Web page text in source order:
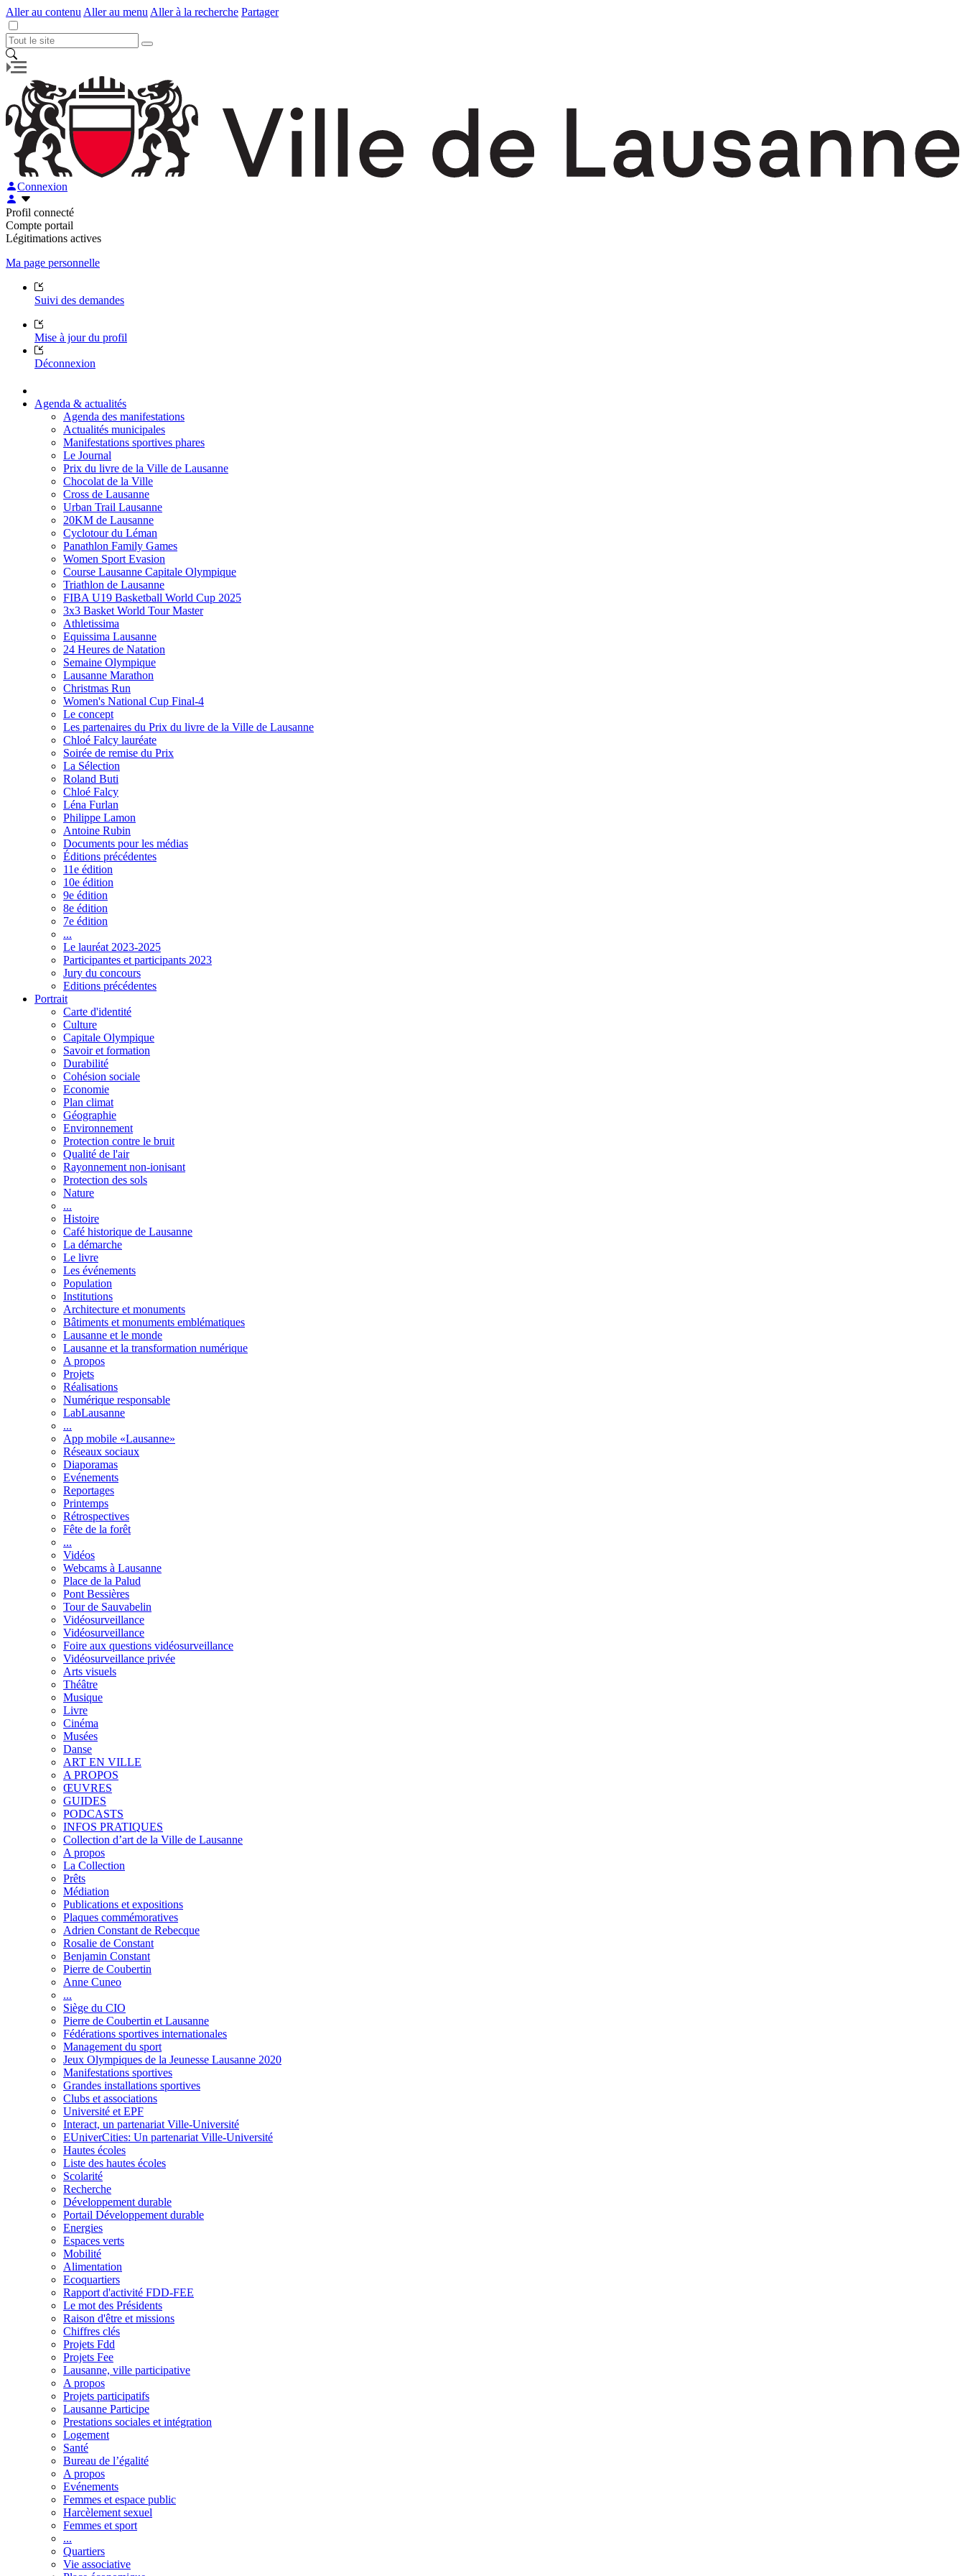
Aller au contenu Aller au menu Aller à la recherche Partager
Connexion
Profil connecté
Compte portail
Légitimations actives
Ma page personnelle
Suivi des demandes
Mise à jour du profil
Déconnexion
Agenda & actualités
Agenda des manifestations
Actualités municipales
Manifestations sportives phares
Le Journal
Prix du livre de la Ville de Lausanne
Chocolat de la Ville
Cross de Lausanne
Urban Trail Lausanne
20KM de Lausanne
Cyclotour du Léman
Panathlon Family Games
Women Sport Evasion
Course Lausanne Capitale Olympique
Triathlon de Lausanne
FIBA U19 Basketball World Cup 2025
3x3 Basket World Tour Master
Athletissima
Equissima Lausanne
24 Heures de Natation
Semaine Olympique
Lausanne Marathon
Christmas Run
Women's National Cup Final-4
Le concept
Les partenaires du Prix du livre de la Ville de Lausanne
Chloé Falcy lauréate
Soirée de remise du Prix
La Sélection
Roland Buti
Chloé Falcy
Léna Furlan
Philippe Lamon
Antoine Rubin
Documents pour les médias
Éditions précédentes
11e édition
10e édition
9e édition
8e édition
7e édition
...
Le lauréat 2023-2025
Participantes et participants 2023
Jury du concours
Editions précédentes
Portrait
Carte d'identité
Culture
Capitale Olympique
Savoir et formation
Durabilité
Cohésion sociale
Economie
Plan climat
Géographie
Environnement
Protection contre le bruit
Qualité de l'air
Rayonnement non-ionisant
Protection des sols
Nature
...
Histoire
Café historique de Lausanne
La démarche
Le livre
Les événements
Population
Institutions
Architecture et monuments
Bâtiments et monuments emblématiques
Lausanne et le monde
Lausanne et la transformation numérique
A propos
Projets
Réalisations
Numérique responsable
LabLausanne
...
App mobile «Lausanne»
Réseaux sociaux
Diaporamas
Evénements
Reportages
Printemps
Rétrospectives
Fête de la forêt
...
Vidéos
Webcams à Lausanne
Place de la Palud
Pont Bessières
Tour de Sauvabelin
Vidéosurveillance
Vidéosurveillance
Foire aux questions vidéosurveillance
Vidéosurveillance privée
Arts visuels
Théâtre
Musique
Livre
Cinéma
Musées
Danse
ART EN VILLE
A PROPOS
ŒUVRES
GUIDES
PODCASTS
INFOS PRATIQUES
Collection d’art de la Ville de Lausanne
A propos
La Collection
Prêts
Médiation
Publications et expositions
Plaques commémoratives
Adrien Constant de Rebecque
Rosalie de Constant
Benjamin Constant
Pierre de Coubertin
Anne Cuneo
...
Siège du CIO
Pierre de Coubertin et Lausanne
Fédérations sportives internationales
Management du sport
Jeux Olympiques de la Jeunesse Lausanne 2020
Manifestations sportives
Grandes installations sportives
Clubs et associations
Université et EPF
Interact, un partenariat Ville-Université
EUniverCities: Un partenariat Ville-Université
Hautes écoles
Liste des hautes écoles
Scolarité
Recherche
Développement durable
Portail Développement durable
Energies
Espaces verts
Mobilité
Alimentation
Ecoquartiers
Rapport d'activité FDD-FEE
Le mot des Présidents
Raison d'être et missions
Chiffres clés
Projets Fdd
Projets Fee
Lausanne, ville participative
A propos
Projets participatifs
Lausanne Participe
Prestations sociales et intégration
Logement
Santé
Bureau de l’égalité
A propos
Evénements
Femmes et espace public
Harcèlement sexuel
Femmes et sport
...
Quartiers
Vie associative